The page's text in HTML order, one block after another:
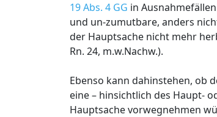
19 Abs. 4 GG in
und un-zumutbare, anders
der Hauptsache nicht mehr
Rn. 24, m.w.Nachw.).
Ebenso kann dahinstehen, ob
eine – hinsichtlich des Haupt-
Hauptsache vorwegnehmen